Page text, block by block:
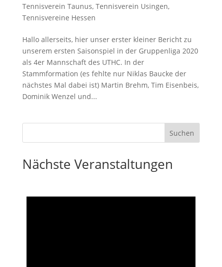
Tennisverein Taunus, Tennisverein Usingen,
Tennisvereine Hessen
Hallo allerseits, hier unser erster kleiner Bericht zu
unserem ersten Saisonspiel in der Gruppenliga 2020
als 4er Mannschaft des UTHC. In der
Stammformation (es fehlte nur Niklas Baucke der
nächstes Mal dabei ist) Martin Brehm, Tim Eisenbeis,
Dominik Wenzel und...
Nächste Veranstaltungen